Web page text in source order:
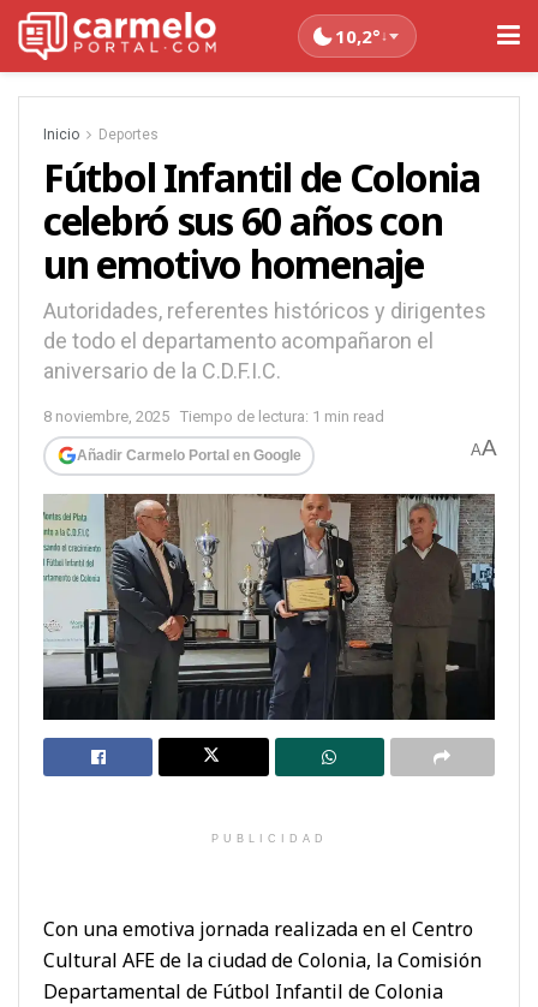
10,2°↓
Inicio Deportes
Fútbol Infantil de Colonia
celebró sus 60 años con
un emotivo homenaje
Autoridades, referentes históricos y dirigentes
de todo el departamento acompañaron el
aniversario de la C.D.F.I.C.
8 noviembre, 2025 Tiempo de lectura: 1 min read
Añadir Carmelo Portal en Google AA
PUBLICIDAD
Con una emotiva jornada realizada en el Centro
Cultural AFE de la ciudad de Colonia, la Comisión
Departamental de Fútbol Infantil de Colonia